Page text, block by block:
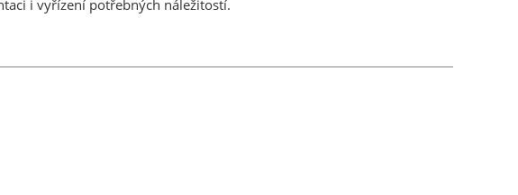
i vyřízení potřebných náležitostí.